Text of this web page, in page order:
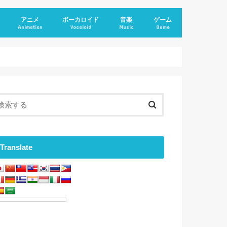
アニメ
Animation
ボーカロイド
Vocaloid
音楽
Music
ゲーム
Game
Translate